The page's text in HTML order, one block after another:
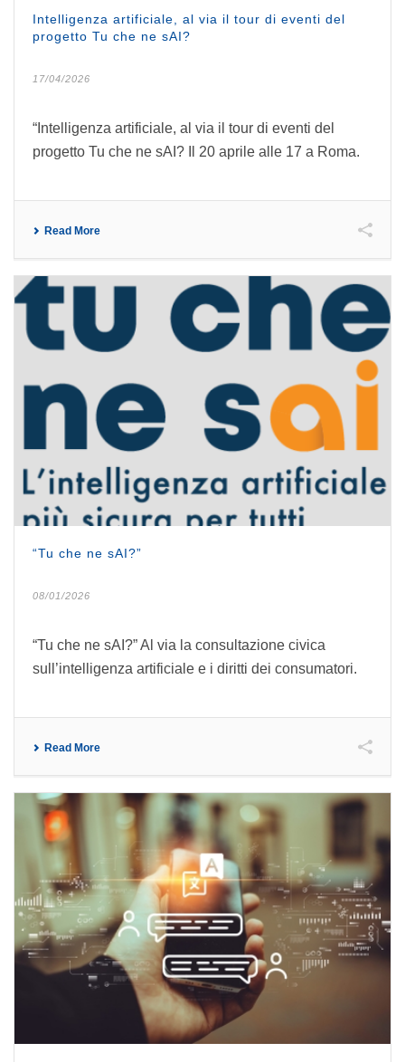
Intelligenza artificiale, al via il tour di eventi del
progetto Tu che ne sAI?
17/04/2026
“Intelligenza artificiale, al via il tour di eventi del
progetto Tu che ne sAI? Il 20 aprile alle 17 a Roma.
Read More
“Tu che ne sAI?”
08/01/2026
“Tu che ne sAI?” Al via la consultazione civica
sull’intelligenza artificiale e i diritti dei consumatori.
Read More